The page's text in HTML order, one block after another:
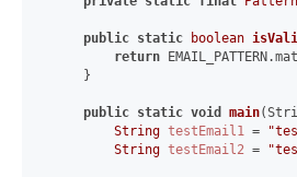
public static boolean
return
    }
public static void main
String testEmail1 =
String testEmail2 =